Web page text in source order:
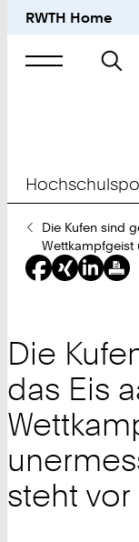
RWTH Home
Suche
nach
Sie
sind
hier:
Die Kufen sind
Wettkampfgeist
Die
das Eis
steht vor